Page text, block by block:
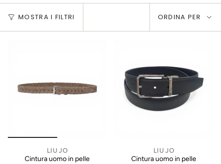
MOSTRA I FILTRI
Ordina
per
ORDINA PER
LIU JO
Cintura uomo in pelle
LIU JO
Cintura uomo in pelle